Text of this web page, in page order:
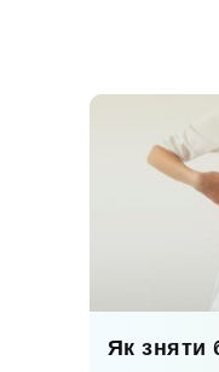
Як зняти